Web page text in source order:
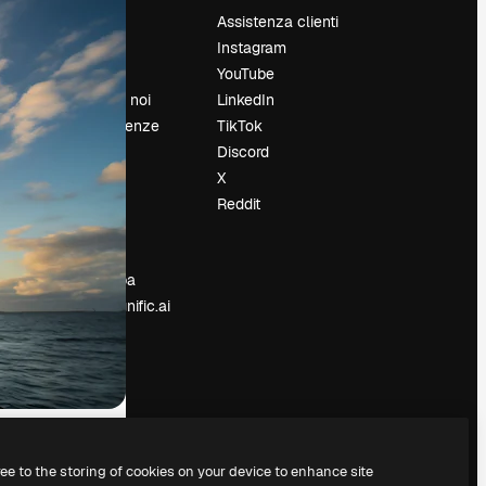
Chi siamo
Recensioni
Lavora con noi
Cerca tendenze
Slidesgo
Vendi i tuoi
contenuti
Sala stampa
Cerchi magnific.ai
Assistenza clienti
Instagram
YouTube
LinkedIn
TikTok
Discord
X
Reddit
to the storing of cookies on your device to enhance site